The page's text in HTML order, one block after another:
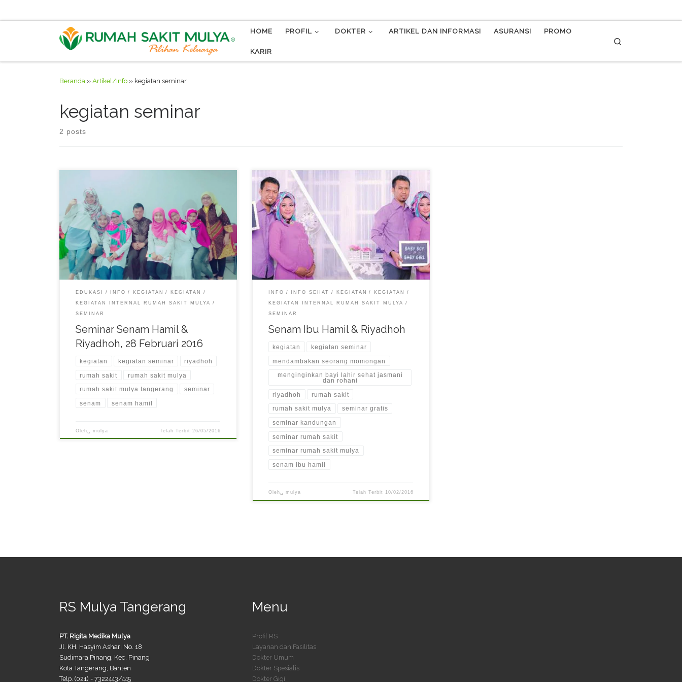
HOME PROFIL DOKTER ARTIKEL DAN INFORMASI ASURANSI PROMO
KARIR
Beranda »Artikel/Info » kegiatan seminar
kegiatan seminar
2 posts
Seminar Senam Hamil & Riyadhoh, 28 Februari 2016
EDUKASI INFO KEGIATAN KEGIATAN
KEGIATAN INTERNAL RUMAH SAKIT MULYA
SEMINAR
Seminar Senam Hamil &
Riyadhoh, 28 Februari 2016
kegiatan kegiatan seminar riyadhoh
rumah sakit rumah sakit mulya
rumah sakit mulya tangerang seminar
senam senam hamil
Oleh␣mulya Telah Terbit 26/05/2016
Mendambakan seorang momongan ???
Menginginkan bayi lahir sehat jasmani dan rohani
dengan bekal Al-Qur’an sejak dalam kandungan ???
Ikuti seminar GRATIS !!! yang akan diselenggarakan
pada : Hari Minggu Tanggal 28 Februari 2016 Di Aula
Lt.4 Rumah Sakit Mulya Pukul 09.00 s/d 14.00 WIB
Pemateri : Ust. Hendy Irawan Arlia Shinta, […]
INFO INFO SEHAT KEGIATAN KEGIATAN
KEGIATAN INTERNAL RUMAH SAKIT MULYA
SEMINAR
Senam Ibu Hamil & Riyadhoh
kegiatan kegiatan seminar
mendambakan seorang momongan
menginginkan bayi lahir sehat jasmani
dan rohani
riyadhoh rumah sakit
rumah sakit mulya seminar gratis
seminar kandungan
seminar rumah sakit
seminar rumah sakit mulya
senam ibu hamil
Oleh␣mulya Telah Terbit 10/02/2016
RS Mulya Tangerang
PT. Rigita Medika Mulya
Jl. KH. Hasyim Ashari No. 18
Sudimara Pinang, Kec. Pinang
Kota Tangerang, Banten
Telp. (021) - 7322443/445
Menu
Profil RS
Layanan dan Fasilitas
Dokter Umum
Dokter Spesialis
Dokter Gigi